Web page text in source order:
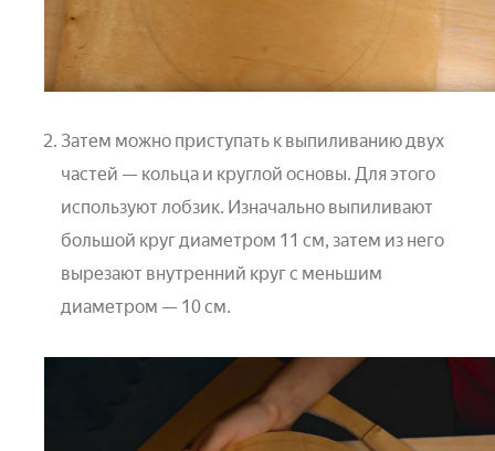
Затем можно приступать к выпиливанию двух
частей — кольца и круглой основы. Для этого
используют лобзик. Изначально выпиливают
большой круг диаметром 11 см, затем из него
вырезают внутренний круг с меньшим
диаметром — 10 см.